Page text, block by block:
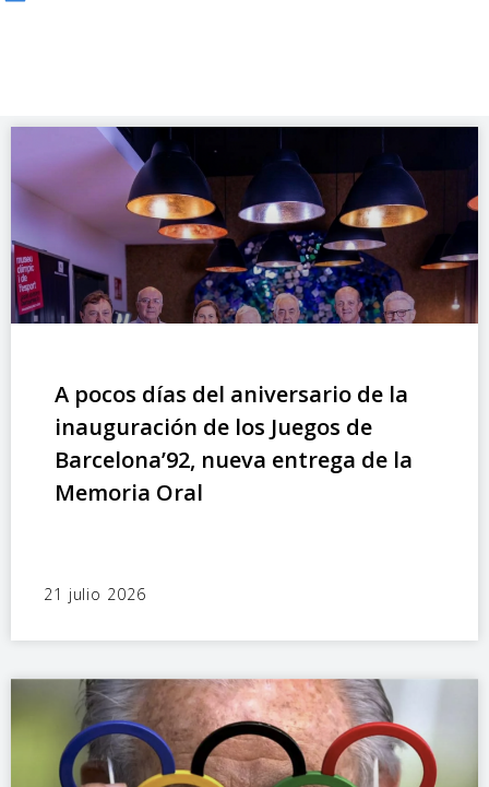
A pocos días del aniversario de la
inauguración de los Juegos de
Barcelona’92, nueva entrega de la
Memoria Oral
21 julio 2026